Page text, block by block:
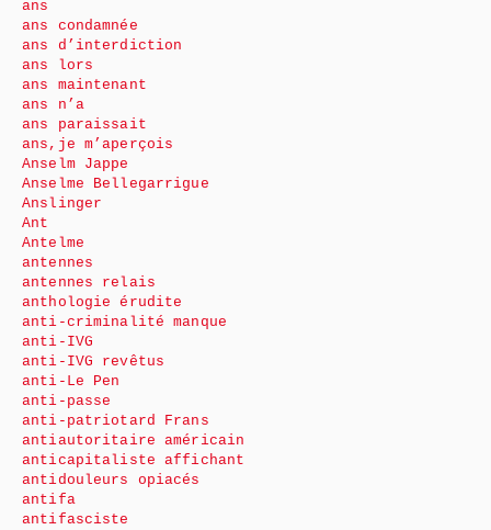
ans
ans condamnée
ans d’interdiction
ans lors
ans maintenant
ans n’a
ans paraissait
ans,je m’aperçois
Anselm Jappe
Anselme Bellegarrigue
Anslinger
Ant
Antelme
antennes
antennes relais
anthologie érudite
anti-criminalité manque
anti-IVG
anti-IVG revêtus
anti-Le Pen
anti-passe
anti-patriotard Frans
antiautoritaire américain
anticapitaliste affichant
antidouleurs opiacés
antifa
antifasciste